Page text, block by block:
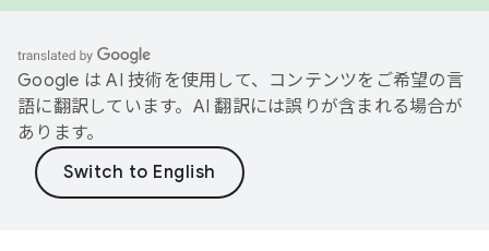
Google は AI 技術を使用して、コンテンツをご希望の言
語に翻訳しています。AI 翻訳には誤りが含まれる場合が
あります。